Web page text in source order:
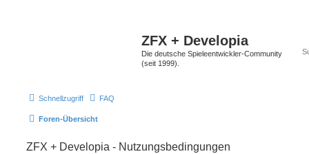
ZFX + Developia
Die deutsche Spieleentwickler-Community
(seit 1999).
Schnellzugriff FAQ
Foren-Übersicht
ZFX + Developia - Nutzungsbedingungen